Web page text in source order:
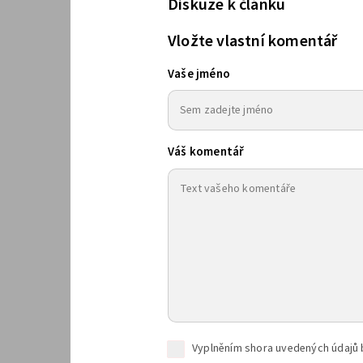
Diskuze k článku
Vložte vlastní komentář
Vaše jméno
Váš komentář